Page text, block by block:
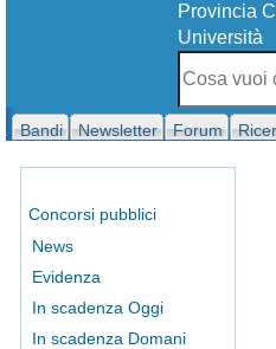
Provincia
Università
Bandi Newsletter Forum
Concorsi pubblici
News
Evidenza
In scadenza Oggi
In scadenza Domani